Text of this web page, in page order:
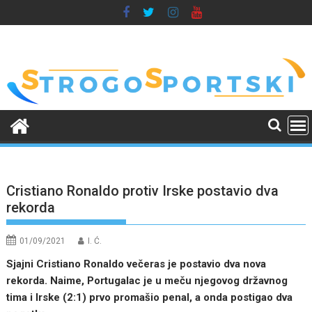
to
Cristiano Ronaldo protiv Irske postavio dva
rekorda
01/09/2021 I. Ć.
Sjajni Cristiano Ronaldo večeras je postavio dva nova
rekorda. Naime, Portugalac je u meču njegovog državnog
tima i Irske (2:1) prvo promašio penal, a onda postigao dva